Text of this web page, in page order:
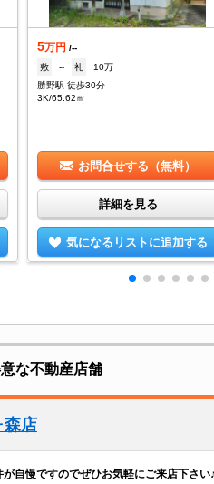
5万円 /--
敷
-- 礼
10万
勝野駅 徒歩30分
3K/65.62㎡
お問合せする（無料）
詳細を見る
気になるリストに追加する
な不動産店舗
森店
が自慢ですのでぜひお気軽にご来店下さい♪